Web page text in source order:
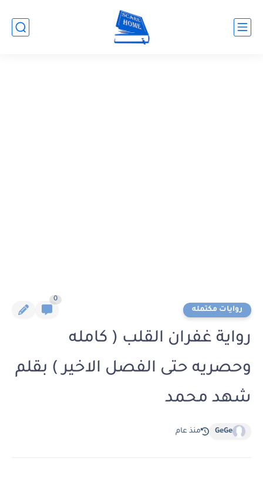
روايات مكتمله
0
رواية غفران القلب ( كامله
وحصريه حتى الفصل الاخير ) بقلم
شهد محمد
GeGe منذ عام